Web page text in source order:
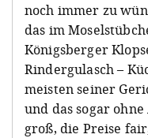
noch immer zu
das im
Königsberger
Rindergulasch –
meisten seiner
und das sogar
groß, die Preise